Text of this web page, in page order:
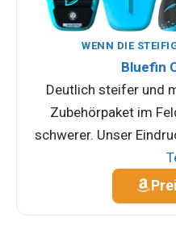
WENN DIE
Bluefin
Deutlich steifer und
Zubehörpaket im
schwerer. Unser